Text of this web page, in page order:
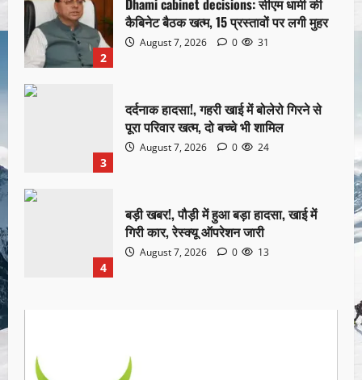
2
Dhami cabinet decisions: सीएम धामी की
कैबिनेट बैठक खत्म, 15 प्रस्तावों पर लगी मुहर
August 7, 2026 0 31
3
दर्दनाक हादसा!, गहरी खाई में बोलेरो गिरने से
पूरा परिवार खत्म, दो बच्चे भी शामिल
August 7, 2026 0 24
4
बड़ी खबर!, पौड़ी में हुआ बड़ा हादसा, खाई में
गिरी कार, रेस्क्यू ऑपरेशन जारी
August 7, 2026 0 13